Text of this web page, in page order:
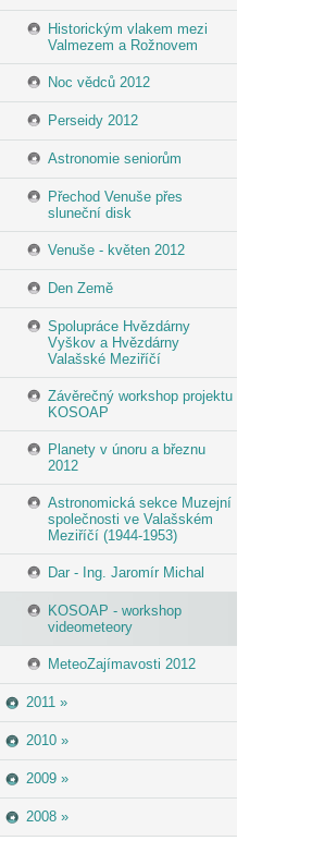
Historickým vlakem mezi
Valmezem a Rožnovem
Noc vědců 2012
Perseidy 2012
Astronomie seniorům
Přechod Venuše přes
sluneční disk
Venuše - květen 2012
Den Země
Spolupráce Hvězdárny
Vyškov a Hvězdárny
Valašské Meziříčí
Závěrečný workshop projektu
KOSOAP
Planety v únoru a březnu
2012
Astronomická sekce Muzejní
společnosti ve Valašském
Meziříčí (1944-1953)
Dar - Ing. Jaromír Michal
KOSOAP - workshop
videometeory
MeteoZajímavosti 2012
2011 »
2010 »
2009 »
2008 »